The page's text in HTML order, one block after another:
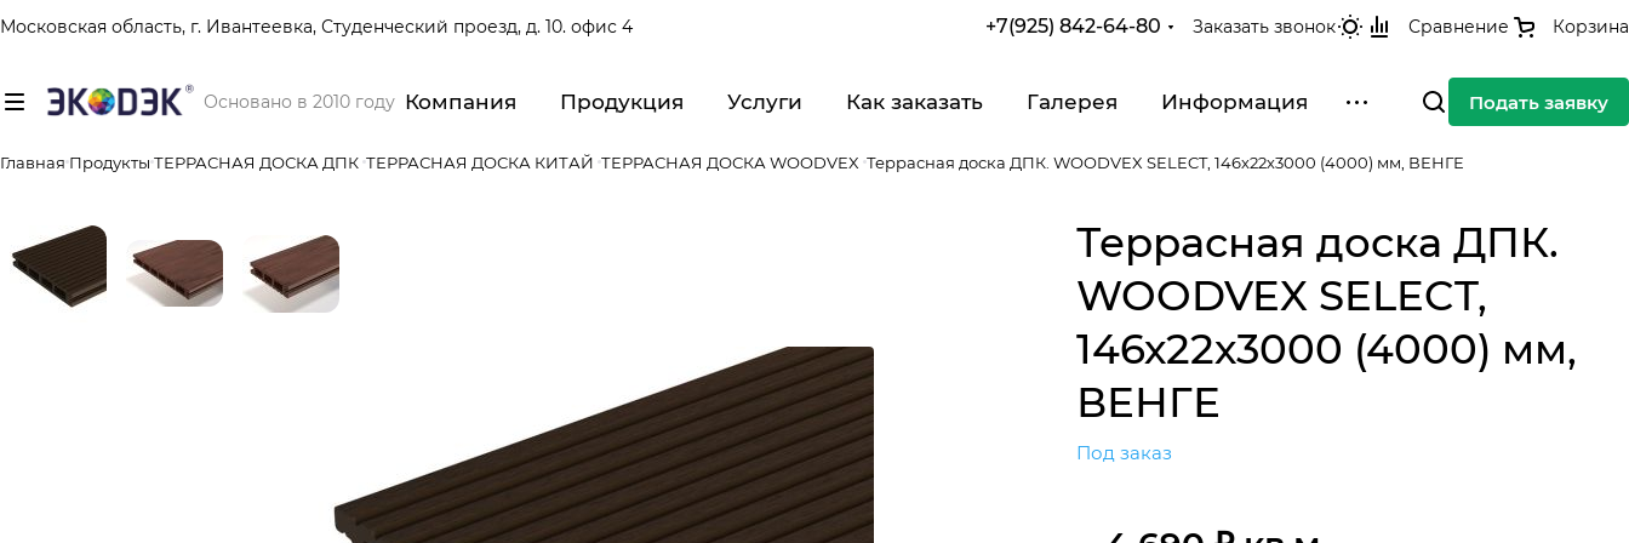
Московская область, г. Ивантеевка, Студенческий проезд, д. 10. офис 4 +7(925) 842-64-80 Заказать звонок Сравнение Корзина
Основано в 2010 году Компания Продукция Услуги Как заказать Галерея Информация Подать заявку
Главная Продукты ТЕРРАСНАЯ ДОСКА ДПК ТЕРРАСНАЯ ДОСКА КИТАЙ ТЕРРАСНАЯ ДОСКА WOODVEX Террасная доска ДПК. WOODVEX SELECT, 146х22х3000 (4000) мм, ВЕНГЕ
Террасная доска ДПК.
WOODVEX SELECT,
146х22х3000 (4000) мм,
ВЕНГЕ
Под заказ